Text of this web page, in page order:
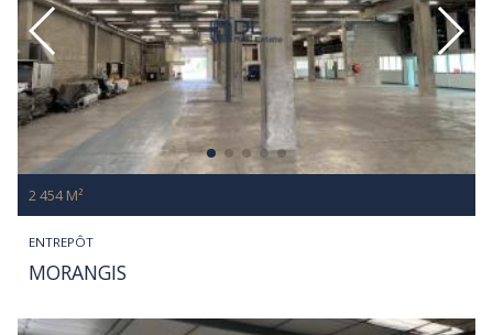
ENTREPÔT
MORANGIS
2 454 M²